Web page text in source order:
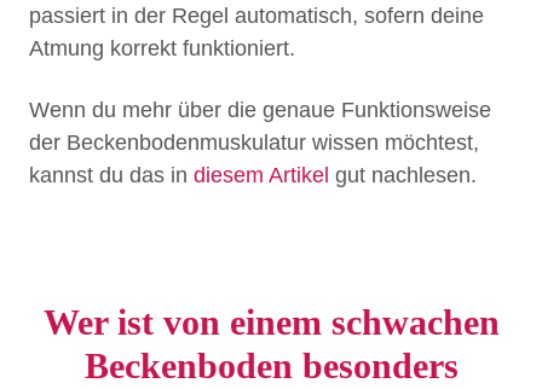
passiert in der Regel automatisch, sofern deine
Atmung korrekt funktioniert.
Wenn du mehr über die genaue Funktionsweise
der Beckenbodenmuskulatur wissen möchtest,
kannst du das in diesem Artikel gut nachlesen.
Wer ist von einem schwachen
Beckenboden besonders